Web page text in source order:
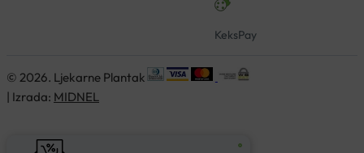
KeksPay
© 2026. Ljekarne Plantak
| Izrada: MIDNEL